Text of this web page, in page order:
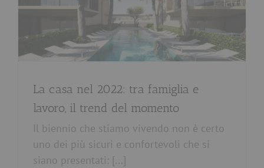
La casa nel 2022: tra famiglia e
lavoro, il trend del momento
Il biennio che stiamo vivendo non è certo
uno dei più sicuri e confortevoli che si
siano presentati: [...]